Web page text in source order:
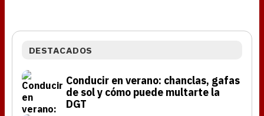
DESTACADOS
Conducir en verano: chanclas, gafas
de sol y cómo puede multarte la
DGT